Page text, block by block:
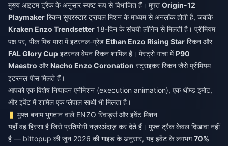
मुख्य आइटम ट्रैक के अनुसार स्पष्ट रूप से विभाजित हैं। मुफ्त Origin-12
Playmaker स्किन सुपरस्टार ट्रायल मिशन के माध्यम से अनलॉक होती है, जबकि
Kraken Enzo Trendsetter 18-दिन के संचयी लॉगिन से मिलती है। प्रीमियम
पक्ष पर, पीक पिच पास में इटरनल-ग्रेड Ethan Enzo Rising Star स्किन और
FAL Glory Cup इटरनल वेपन स्किन शामिल है। मेस्ट्रो गाचा में P90
Maestro औरNacho Enzo Coronation स्ट्राइकर स्किन जैसे प्रीमियम
इटरनल पीस मिलते हैं।
आपको एक विशेष निष्पादन एनीमेशन (execution animation), एक थीम्ड इमोट,
और इवेंट में शामिल एक प्लेपाल साथी भी मिलता है।
मुफ्त बनाम भुगतान वाले ENZO रिवार्ड्स और इवेंट मिशन
यहाँ वह हिस्सा है जिसे प्रतियोगी नज़रअंदाज़ कर देते हैं। मुफ्त ट्रैक केवल दिखावा नहीं
है — bittopup की जून 2026 की गाइड के अनुसार, यह इवेंट के लगभग70%